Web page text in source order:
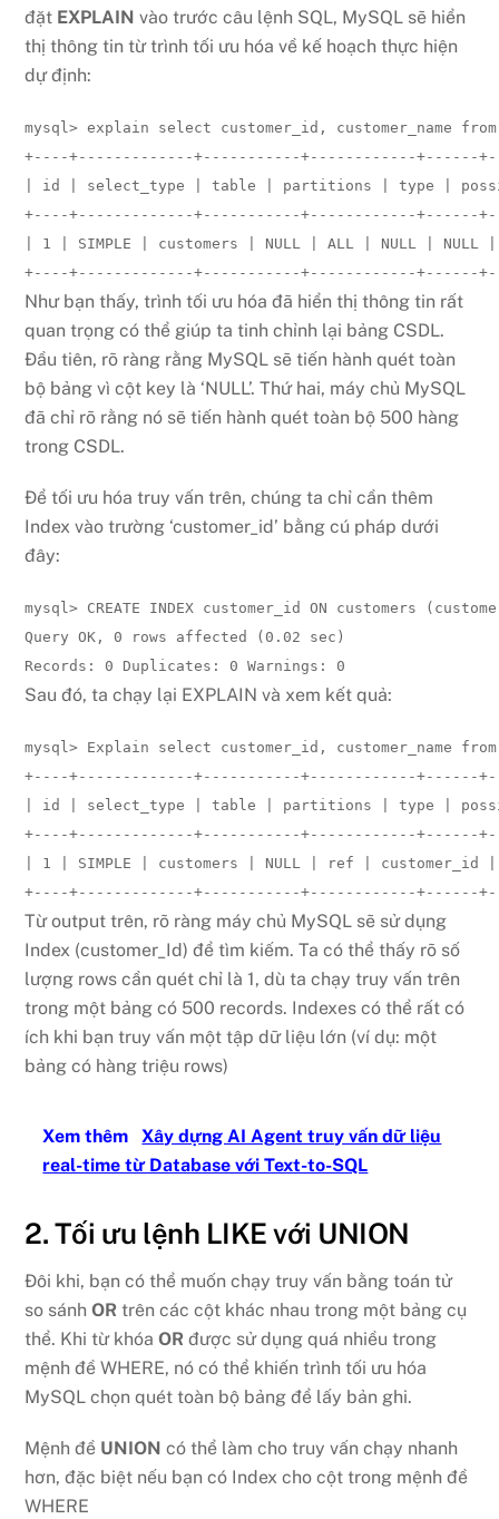
đặt EXPLAIN vào trước câu lệnh SQL, MySQL sẽ hiển
thị thông tin từ trình tối ưu hóa về kế hoạch thực hiện
dự định:
mysql> explain select customer_id, customer_name
+----+-------------+-----------+------------+------
| id | select_type | table | partitions | type |
+----+-------------+-----------+------------+------
| 1 | SIMPLE | customers | NULL | ALL | NULL |
+----+-------------+-----------+------------+------
Như bạn thấy, trình tối ưu hóa đã hiển thị thông tin rất
quan trọng có thể giúp ta tinh chỉnh lại bảng CSDL.
Đầu tiên, rõ ràng rằng MySQL sẽ tiến hành quét toàn
bộ bảng vì cột key là ‘NULL’. Thứ hai, máy chủ MySQL
đã chỉ rõ rằng nó sẽ tiến hành quét toàn bộ 500 hàng
trong CSDL.
Để tối ưu hóa truy vấn trên, chúng ta chỉ cần thêm
Index vào trường ‘customer_id’ bằng cú pháp dưới
đây:
mysql> CREATE INDEX customer_id ON customers
Query OK, 0 rows affected (0.02 sec)
Records: 0 Duplicates: 0 Warnings: 0
Sau đó, ta chạy lại EXPLAIN và xem kết quả:
mysql> Explain select customer_id, customer_name
+----+-------------+-----------+------------+------
| id | select_type | table | partitions | type |
+----+-------------+-----------+------------+------
| 1 | SIMPLE | customers | NULL | ref |
+----+-------------+-----------+------------+------
Từ output trên, rõ ràng máy chủ MySQL sẽ sử dụng
Index (customer_Id) để tìm kiếm. Ta có thể thấy rõ số
lượng rows cần quét chỉ là 1, dù ta chạy truy vấn trên
trong một bảng có 500 records. Indexes có thể rất có
ích khi bạn truy vấn một tập dữ liệu lớn (ví dụ: một
bảng có hàng triệu rows)
Xem thêm
Xây dựng AI Agent truy vấn dữ liệu
real-time từ Database với Text-to-SQL
2. Tối ưu lệnh LIKE với UNION
Đôi khi, bạn có thể muốn chạy truy vấn bằng toán tử
so sánhOR trên các cột khác nhau trong một bảng cụ
thể. Khi từ khóaOR được sử dụng quá nhiều trong
mệnh đề WHERE, nó có thể khiến trình tối ưu hóa
MySQL chọn quét toàn bộ bảng để lấy bản ghi.
Mệnh đề UNION có thể làm cho truy vấn chạy nhanh
hơn, đặc biệt nếu bạn có Index cho cột trong mệnh đề
WHERE